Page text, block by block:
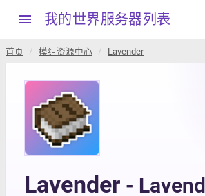
menu 我的世界服务器列表
首页 模组资源中心 Lavender
Lavender -